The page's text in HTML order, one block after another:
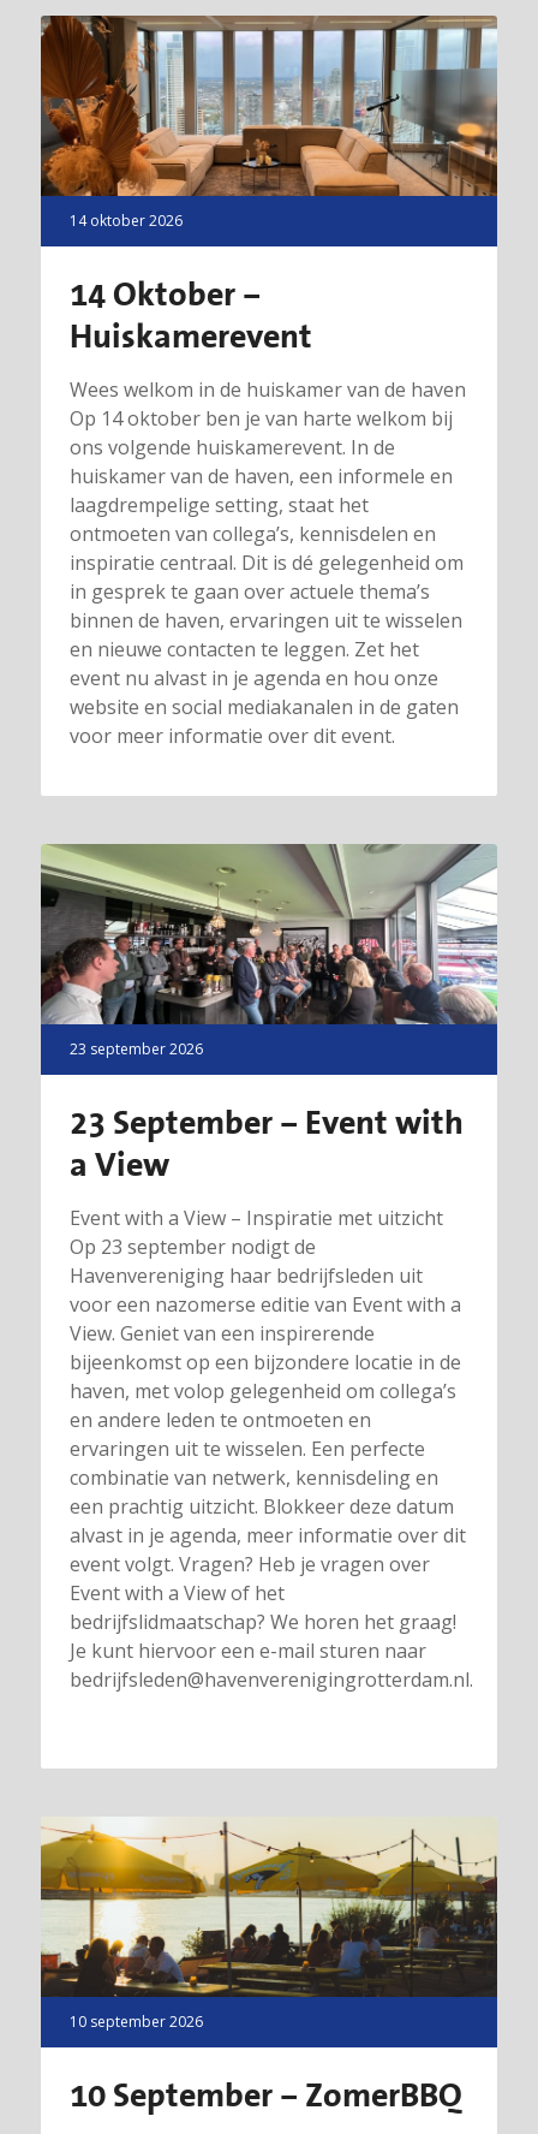
14 oktober 2026
14 Oktober –
Huiskamerevent
Wees welkom in de huiskamer van de haven
Op 14 oktober ben je van harte welkom bij
ons volgende huiskamerevent. In de
huiskamer van de haven, een informele en
laagdrempelige setting, staat het
ontmoeten van collega’s, kennisdelen en
inspiratie centraal. Dit is dé gelegenheid om
in gesprek te gaan over actuele thema’s
binnen de haven, ervaringen uit te wisselen
en nieuwe contacten te leggen. Zet het
event nu alvast in je agenda en hou onze
website en social mediakanalen in de gaten
voor meer informatie over dit event.
23 september 2026
23 September – Event with
a View
Event with a View – Inspiratie met uitzicht
Op 23 september nodigt de
Havenvereniging haar bedrijfsleden uit
voor een nazomerse editie van Event with a
View. Geniet van een inspirerende
bijeenkomst op een bijzondere locatie in de
haven, met volop gelegenheid om collega’s
en andere leden te ontmoeten en
ervaringen uit te wisselen. Een perfecte
combinatie van netwerk, kennisdeling en
een prachtig uitzicht. Blokkeer deze datum
alvast in je agenda, meer informatie over dit
event volgt. Vragen? Heb je vragen over
Event with a View of het
bedrijfslidmaatschap? We horen het graag!
Je kunt hiervoor een e-mail sturen naar
bedrijfsleden@havenverenigingrotterdam.nl.
10 september 2026
10 September – ZomerBBQ